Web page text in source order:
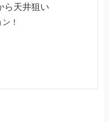
ら天井狙い
！